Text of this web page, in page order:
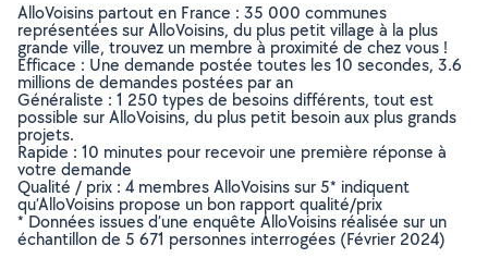
AlloVoisins partout en France : 35 000 communes
représentées sur AlloVoisins, du plus petit village à la plus
grande ville, trouvez un membre à proximité de chez vous !
Efficace : Une demande postée toutes les 10 secondes, 3.6
millions de demandes postées par an
Généraliste : 1 250 types de besoins différents, tout est
possible sur AlloVoisins, du plus petit besoin aux plus grands
projets.
Rapide : 10 minutes pour recevoir une première réponse à
votre demande
Qualité / prix : 4 membres AlloVoisins sur 5* indiquent
qu’AlloVoisins propose un bon rapport qualité/prix
* Données issues d’une enquête AlloVoisins réalisée sur un
échantillon de 5 671 personnes interrogées (Février 2024)